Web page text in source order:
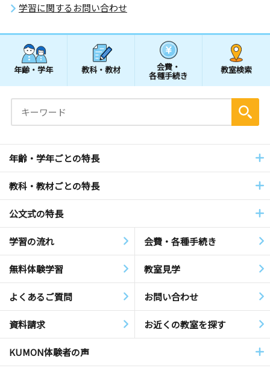
学習に関するお問い合わせ
年齢・学年 教科・教材 会費・
各種手続き
教室検索
年齢・学年ごとの特長
教科・教材ごとの特長
公文式の特長
学習の流れ 会費・各種手続き
無料体験学習 教室見学
よくあるご質問 お問い合わせ
資料請求 お近くの教室を探す
KUMON体験者の声